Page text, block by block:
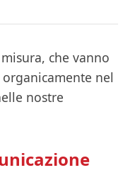
che vanno
nel
nostre